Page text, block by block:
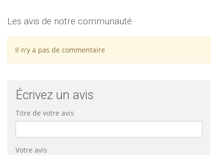
Les avis de notre communauté
Il n'y a pas de commentaire
Écrivez un avis
Titre de votre avis
Votre avis